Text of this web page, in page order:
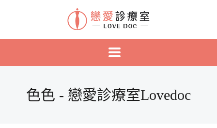
色色 - 戀愛診療室Lovedoc